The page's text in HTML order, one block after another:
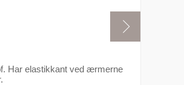
Har elastikkant ved ærmerne